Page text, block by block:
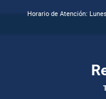
Horario de Atención: